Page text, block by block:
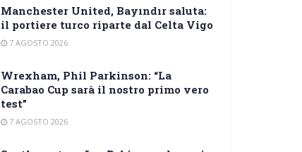
Manchester United, Bayındır saluta:
il portiere turco riparte dal Celta Vigo
7 AGOSTO 2026
Wrexham, Phil Parkinson: “La
Carabao Cup sarà il nostro primo vero
test”
7 AGOSTO 2026